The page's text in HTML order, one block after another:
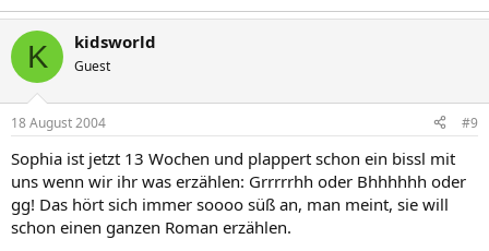
K kidsworld
Guest
18 August 2004 #9
Sophia ist jetzt 13 Wochen und plappert schon ein bissl mit
uns wenn wir ihr was erzählen: Grrrrrhh oder Bhhhhhh oder
gg! Das hört sich immer soooo süß an, man meint, sie will
schon einen ganzen Roman erzählen.